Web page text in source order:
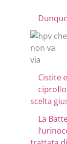
Cistite
scelta
La